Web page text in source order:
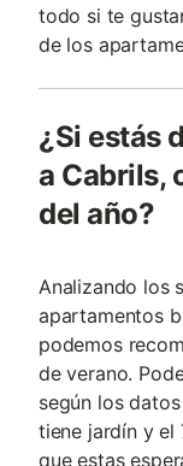
todo si te
de los
¿Si estás
a Cabrils,
del año?
Analizando los
apartamentos
podemos
de verano.
según los
tiene jardín y el
que estas